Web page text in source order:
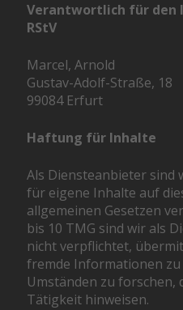
Verantwortlich für den
RStV
Marcel, Arnold
Gustav-Adolf-Straße, 18
99084 Erfurt
Haftung für Inhalte
Als Diensteanbieter sind
für eigene Inhalte auf
allgemeinen Gesetzen
bis 10 TMG sind wir als
nicht verpflichtet,
fremde Informationen
Umständen zu forschen,
Tätigkeit hinweisen.